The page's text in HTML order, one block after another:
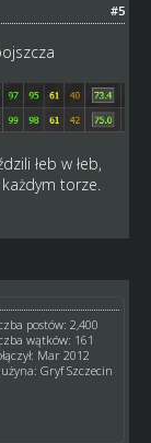
#5
łeb w łeb,
torze.
postów: 2,400
wątków: 161
Mar 2012
Gryf Szczecin